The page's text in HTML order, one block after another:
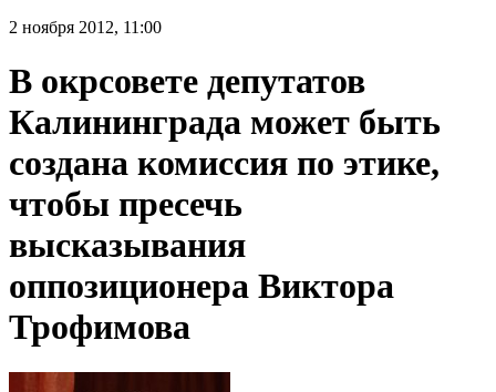
2 ноября 2012, 11:00
В окрсовете депутатов
Калининграда может быть
создана комиссия по этике,
чтобы пресечь
высказывания
оппозиционера Виктора
Трофимова